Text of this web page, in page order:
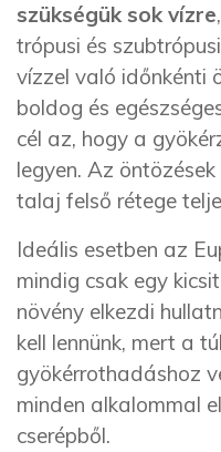
szükségük sok vízre
trópusi és
vízzel való időnkénti
boldog és
cél az, hogy a
legyen. Az
talaj felső rétege
Ideális esetben az
mindig csak egy
növény elkezdi
kell lennünk, mert a
gyökérrothadáshoz
minden alkalommal
cserépből.